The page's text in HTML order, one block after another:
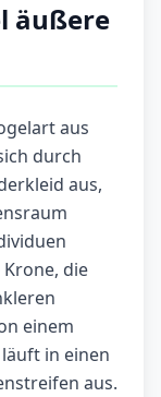
äußere
aus
durch
aus,
die
einem
in einen
aus.